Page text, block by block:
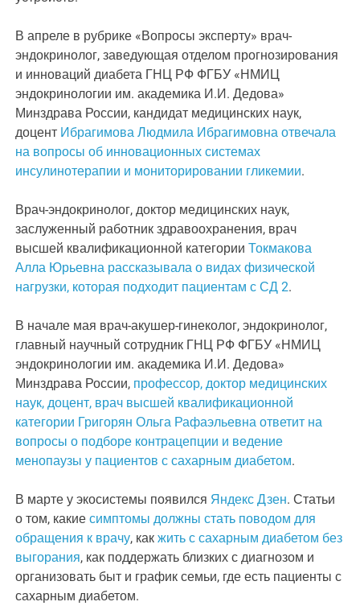
В апреле в рубрике «Вопросы эксперту» врач-
эндокринолог, заведующая отделом прогнозирования
и инноваций диабета ГНЦ РФ ФГБУ «НМИЦ
эндокринологии им. академика И.И. Дедова»
Минздрава России, кандидат медицинских наук,
доцент Ибрагимова Людмила Ибрагимовна отвечала
на вопросы об инновационных системах
инсулинотерапии и мониторировании гликемии.
Врач-эндокринолог, доктор медицинских наук,
заслуженный работник здравоохранения, врач
высшей квалификационной категорииТокмакова
Алла Юрьевна рассказывала о видах физической
нагрузки, которая подходит пациентам с СД 2.
В начале мая врач-акушер-гинеколог, эндокринолог,
главный научный сотрудник ГНЦ РФ ФГБУ «НМИЦ
эндокринологии им. академика И.И. Дедова»
Минздрава России, профессор, доктор медицинских
наук, доцент, врач высшей квалификационной
категории Григорян Ольга Рафаэльевна ответит на
вопросы о подборе контрацепции и ведение
менопаузы у пациентов с сахарным диабетом.
В марте у экосистемы появился Яндекс Дзен. Статьи
о том, какиесимптомы должны стать поводом для
обращения к врачу, какжить с сахарным диабетом без
выгорания, как поддержать близких с диагнозом и
организовать быт и график семьи, где есть пациенты с
сахарным диабетом.